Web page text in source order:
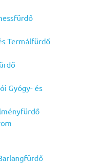
Termálfürdő
Gyógy- és